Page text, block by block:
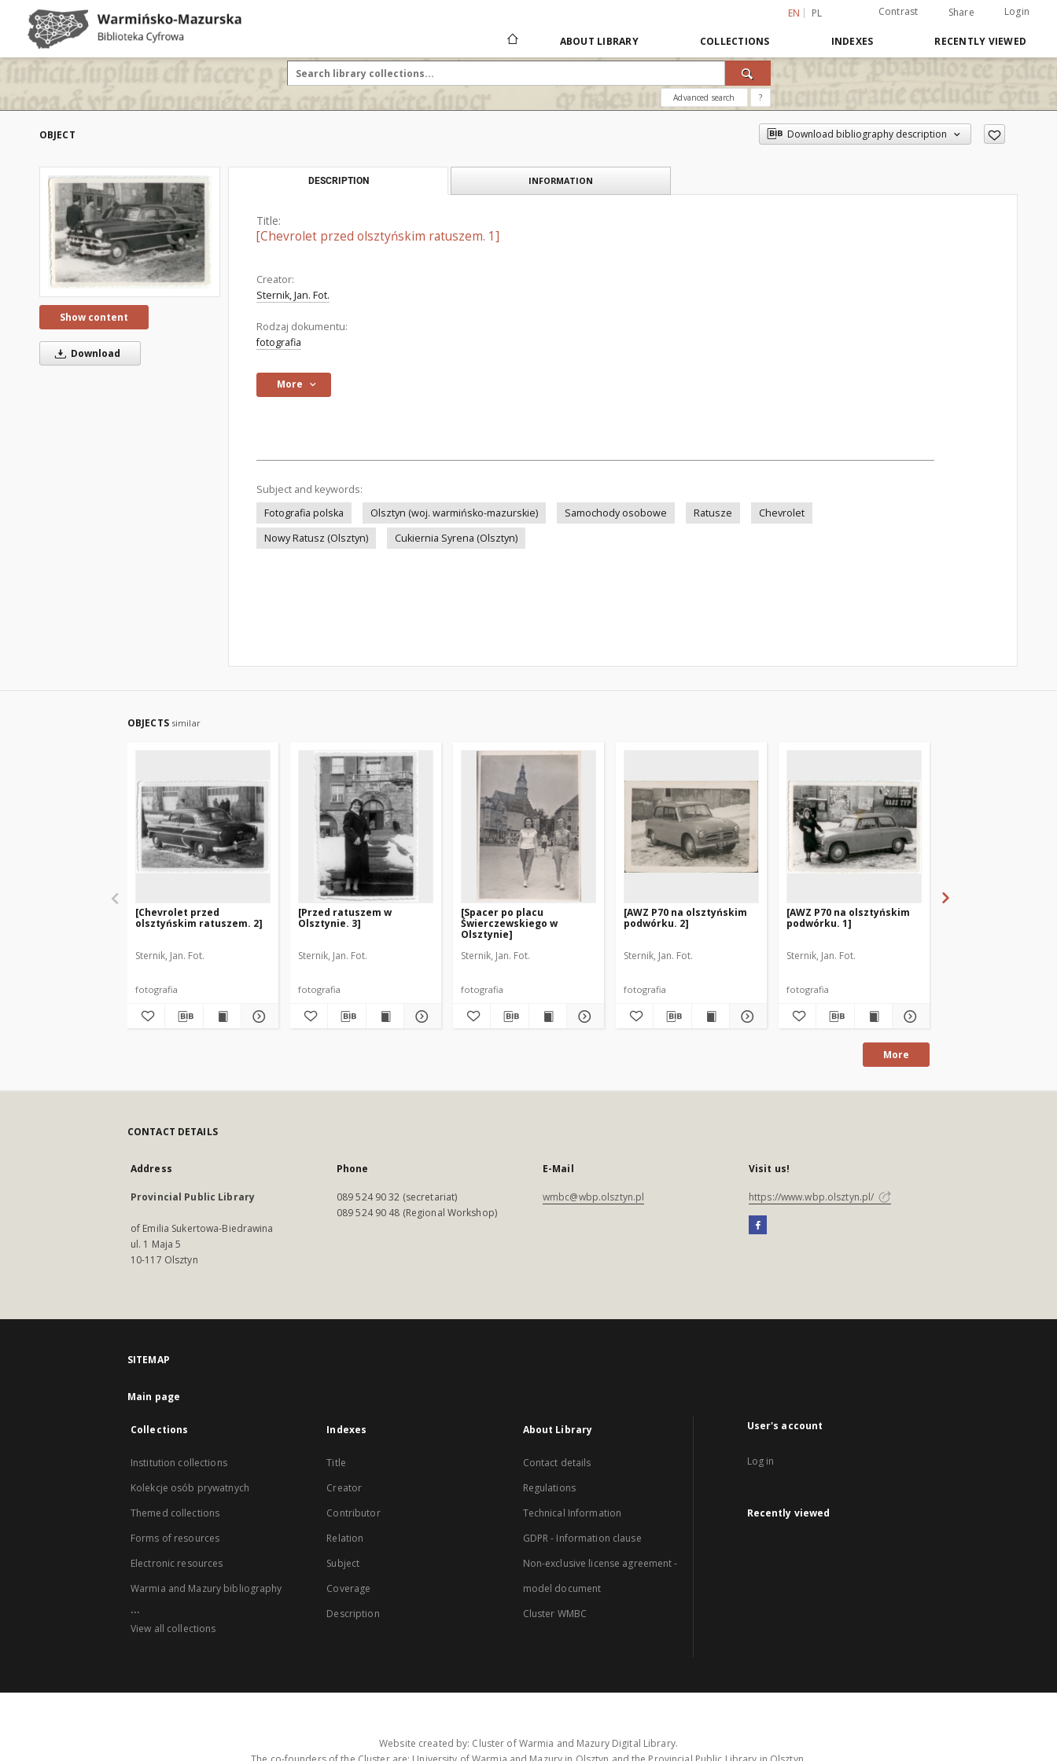
EN PL Contrast Share Login
ABOUT LIBRARY COLLECTIONS INDEXES RECENTLY VIEWED
Advanced search ?
OBJECT Download bibliography description
Show content
Download
DESCRIPTION INFORMATION
Title:
[Chevrolet przed olsztyńskim ratuszem. 1]
Creator:
Sternik, Jan. Fot.
Rodzaj dokumentu:
fotografia
More
Subject and keywords:
Fotografia polska
Olsztyn (woj. warmińsko-mazurskie) Samochody osobowe Ratusze
Chevrolet
Nowy Ratusz (Olsztyn)
Cukiernia Syrena (Olsztyn)
OBJECTS similar
[Chevrolet przed
olsztyńskim ratuszem. 2]
Sternik, Jan. Fot.
fotografia
[Przed ratuszem w
Olsztynie. 3]
Sternik, Jan. Fot.
fotografia
[Spacer po placu
Świerczewskiego w
Olsztynie]
Sternik, Jan. Fot.
fotografia
[AWZ P70 na olsztyńskim
podwórku. 2]
Sternik, Jan. Fot.
fotografia
[AWZ P70 na olsztyńskim
podwórku. 1]
Sternik, Jan. Fot.
fotografia
More
CONTACT DETAILS
Address
Provincial Public Library
of Emilia Sukertowa-Biedrawina
ul. 1 Maja 5
10-117 Olsztyn
Phone
089 524 90 32 (secretariat)
089 524 90 48 (Regional Workshop)
E-Mail
wmbc@wbp.olsztyn.pl
Visit us!
https://www.wbp.olsztyn.pl/
SITEMAP
Main page
Collections
Institution collections
Kolekcje osób prywatnych
Themed collections
Forms of resources
Electronic resources
Warmia and Mazury bibliography
...
View all collections
Indexes
Title
Creator
Contributor
Relation
Subject
Coverage
Description
About Library
Contact details
Regulations
Technical Information
GDPR - Information clause
Non-exclusive license agreement -
model document
Cluster WMBC
User's account
Log in
Recently viewed
Website created by: Cluster of Warmia and Mazury Digital Library.